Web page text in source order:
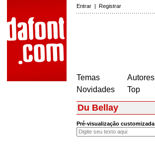
Entrar | Registrar
Temas
Novidades
Autores
Top
Du Bellay
Pré-visualização customizada